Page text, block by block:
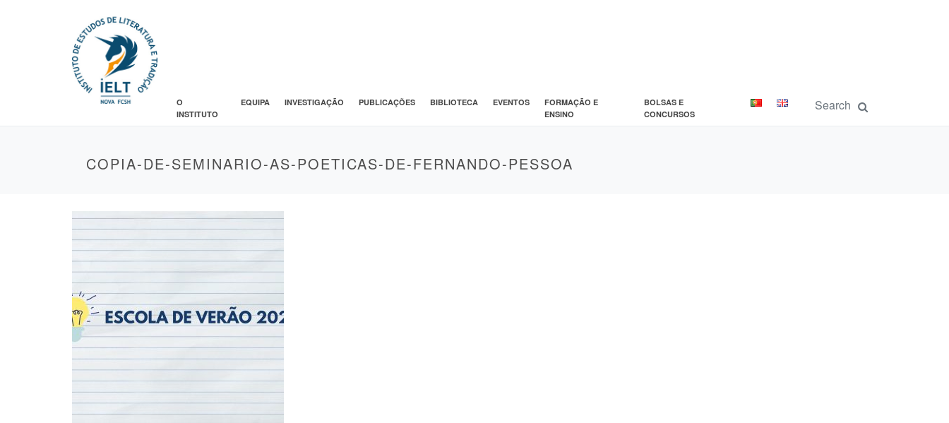
O
INSTITUTO
EQUIPA INVESTIGAÇÃO PUBLICAÇÕES BIBLIOTECA EVENTOS
FORMAÇÃO E
ENSINO
BOLSAS E
CONCURSOS
COPIA-DE-SEMINARIO-AS-POETICAS-DE-FERNANDO-PESSOA